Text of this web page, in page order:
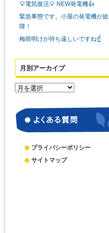
💡電気復活💡 NEW発電機👍
緊急事態です。小屋の発電機が故
障！
梅雨明けが待ち遠しいですね☝️
月別アーカイブ
月
ー
カ
プライバシーポリシー
サイトマップ